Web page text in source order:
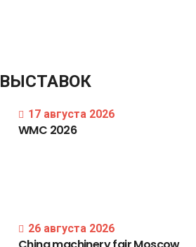
ВЫСТАВОК
17 августа 2026
WMC 2026
26 августа 2026